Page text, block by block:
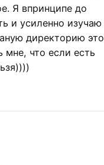
Я впринципе до
и усиленно изучаю
директорию это
мне, что если есть